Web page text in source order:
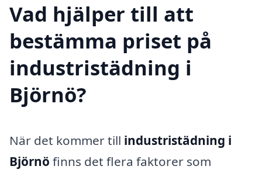
Vad hjälper till att
bestämma priset på
industristädning i
Björnö?
När det kommer till industristädning i
Björnö finns det flera faktorer som